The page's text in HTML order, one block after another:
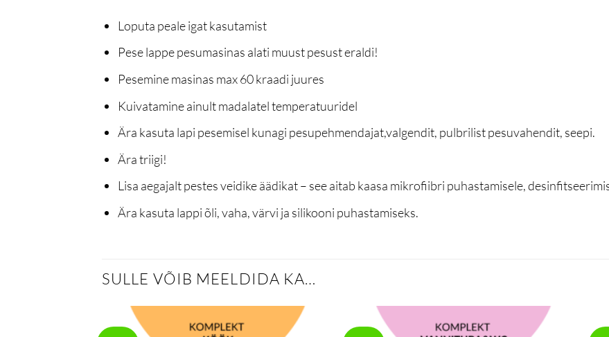
Loputa peale igat kasutamist
Pese lappe pesumasinas alati muust pesust eraldi!
Pesemine masinas max 60 kraadi juures
Kuivatamineainult madalatel temperatuuridel
Ära kasuta lapi pesemisel kunagi pesupehmendajat,valgendit, pulbrilist pesuvahendit, seepi.
Ära triigi!
Lisa aegajalt pestes veidike äädikat – see aitab kaasa mikrofiibri puhastamisele,
Ära kasuta lappi õli, vaha, värvi ja silikooni puhastamiseks.
SULLE VÕIB MEELDIDA KA…